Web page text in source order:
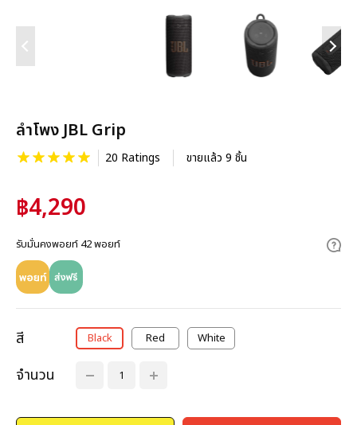
ลำโพง JBL Grip
20 Ratings ขายแล้ว 9 ชิ้น
฿4,290
รับมั่นคงพอยท์ 42 พอยท์
สี Black Red White
จำนวน